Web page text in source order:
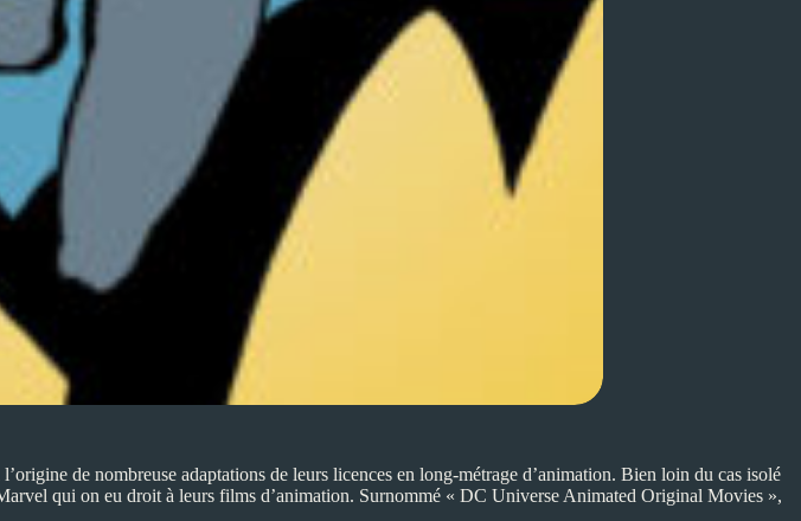
de nombreuse adaptations de leurs licences en long-métrage d’animation. Bien loin du cas isolé
qui on eu droit à leurs films d’animation. Surnommé « DC Universe Animated Original Movies »,